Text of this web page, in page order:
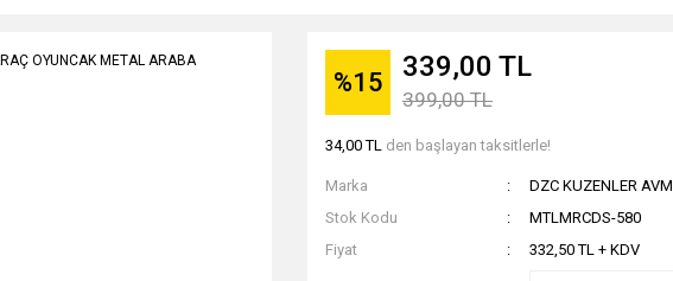
%15 339,00 TL
399,00 TL
34,00 TL den başlayan taksitlerle!
Marka
DZC KUZENLER AVM
Stok Kodu
MTLMRCDS-580
Fiyat
332,50 TL + KDV